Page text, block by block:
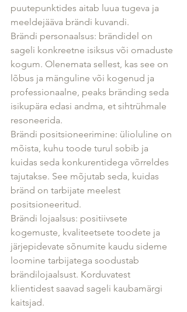
puutepunktides aitab luua tugeva ja
meeldejääva brändi kuvandi.
Brändi personaalsus: brändidel on
sageli konkreetne isiksus või omaduste
kogum. Olenemata sellest, kas see on
lõbus ja mänguline või kogenud ja
professionaalne, peaks bränding seda
isikupära edasi andma, et sihtrühmale
resoneerida.
Brändi positsioneerimine: ülioluline on
mõista, kuhu toode turul sobib ja
kuidas seda konkurentidega võrreldes
tajutakse. See mõjutab seda, kuidas
bränd on tarbijate meelest
positsioneeritud.
Brändi lojaalsus: positiivsete
kogemuste, kvaliteetsete toodete ja
järjepidevate sõnumite kaudu sideme
loomine tarbijatega soodustab
brändilojaalsust. Korduvatest
klientidest saavad sageli kaubamärgi
kaitsjad.